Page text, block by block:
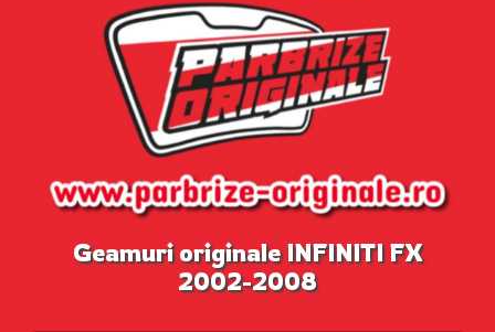
Geamuri originale INFINITI FX
2002-2008